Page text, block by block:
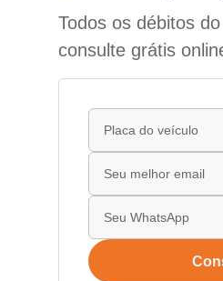
Todos os débitos
consulte grátis